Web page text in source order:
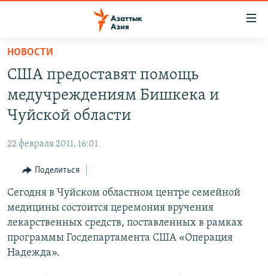
Вернуться
основному
содержанию
Вернутся
главной
навигации
Вернутся
поиску
КАЗАХСТАН
КЫРГЫЗСТАН
ТАДЖИКИСТАН
НОВОСТИ
ВОЙНА В УКРАИНЕ
ҚАЗАҚША
КЫРГЫЗЧА
ЎЗБЕКЧА
ТОҶИКӢ
TÜRKMENÇE
НОВОСТИ
США предоставят помощь
медучреждениям Бишкека и
Чуйской области
22 февраля 2011, 16:01
Поделиться
Сегодня в Чуйском областном центре семейной
медицины состоится церемония вручения
лекарственных средств, поставленных в рамках
программы Госдепартамента США «Операция
Надежда».